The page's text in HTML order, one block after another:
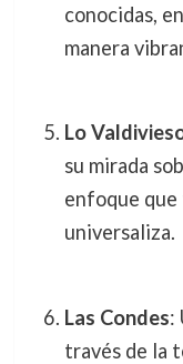
conocidas,
manera
Lo
su mirada
enfoque que
universaliza.
Las Condes:
través de la